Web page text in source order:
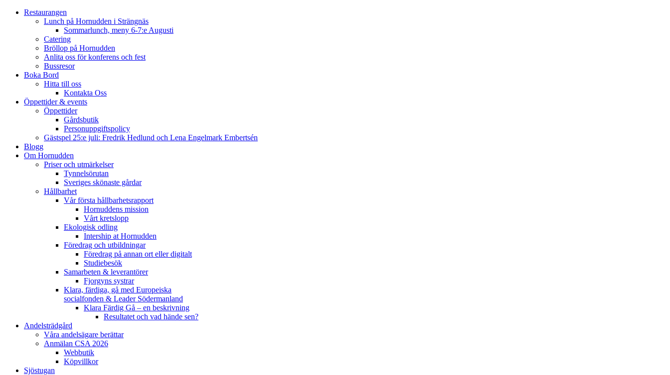
Restaurangen
Lunch på Hornudden i Strängnäs
Sommarlunch, meny 6-7:e Augusti
Catering
Bröllop på Hornudden
Anlita oss för konferens och fest
Bussresor
Boka Bord
Hitta till oss
Kontakta Oss
Öppettider & events
Öppettider
Gårdsbutik
Personuppgiftspolicy
Gästspel 25:e juli: Fredrik Hedlund och Lena Engelmark Embertsén
Blogg
Om Hornudden
Priser och utmärkelser
Tynnelsörutan
Sveriges skönaste gårdar
Hållbarhet
Vår första hållbarhetsrapport
Hornuddens mission
Vårt kretslopp
Ekologisk odling
Intership at Hornudden
Föredrag och utbildningar
Föredrag på annan ort eller digitalt
Studiebesök
Samarbeten & leverantörer
Fjorgyns systrar
Klara, färdiga, gå med Europeiska
socialfonden & Leader Södermanland
Klara Färdig Gå – en beskrivning
Resultatet och vad hände sen?
Andelsträdgård
Våra andelsägare berättar
Anmälan CSA 2026
Webbutik
Köpvillkor
Sjöstugan